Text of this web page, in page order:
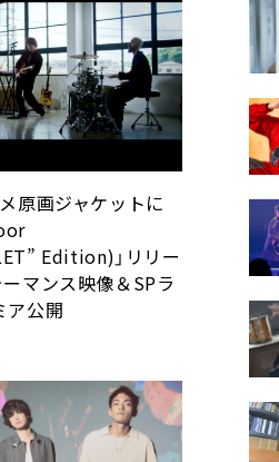
原画ジャケットに
Edition)」リリー
マンス映像＆SPラ
ア公開